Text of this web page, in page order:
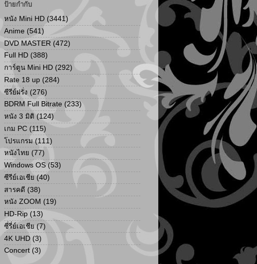
ป้ายกำกับ
หนัง Mini HD (3441)
Anime (541)
DVD MASTER (472)
Full HD (388)
การ์ตูน Mini HD (292)
Rate 18 up (284)
ซีรีย์ฝรั่ง (276)
BDRM Full Bitrate (233)
หนัง 3 มิติ (124)
เกม PC (115)
โปรแกรม (111)
หนังไทย (77)
Windows OS (53)
ซีรีย์เอเชีย (40)
สารคดี (38)
หนัง ZOOM (19)
HD-Rip (13)
ซี่รี่ย์เอเชีย (7)
4K UHD (3)
Concert (3)